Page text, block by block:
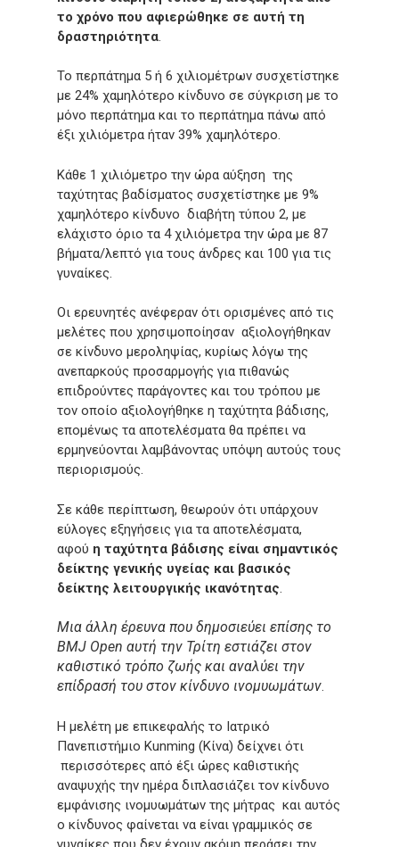
το χρόνο που αφιερώθηκε σε αυτή τη
δραστηριότητα
Το περπάτημα 5 ή 6 χιλιομέτρων συσχετίστηκε
με 24% χαμηλότερο κίνδυνο σε σύγκριση με το
μόνο περπάτημα και το περπάτημα πάνω από
έξι χιλιόμετρα ήταν 39% χαμηλότερο.
Κάθε 1 χιλιόμετρο την ώρα αύξηση της
ταχύτητας βαδίσματος συσχετίστηκε με 9%
χαμηλότερο κίνδυνο διαβήτη τύπου 2, με
ελάχιστο όριο τα 4 χιλιόμετρα την ώρα με 87
βήματα/λεπτό για τους άνδρες και 100 για τις
γυναίκες.
Οι ερευνητές ανέφεραν ότι ορισμένες από τις
μελέτες που χρησιμοποίησαν αξιολογήθηκαν
σε κίνδυνο μεροληψίας, κυρίως λόγω της
ανεπαρκούς προσαρμογής για πιθανώς
επιδρούντες παράγοντες και του τρόπου με
τον οποίο αξιολογήθηκε η ταχύτητα βάδισης,
επομένως τα αποτελέσματα θα πρέπει να
ερμηνεύονται λαμβάνοντας υπόψη αυτούς τους
περιορισμούς.
Σε κάθε περίπτωση, θεωρούν ότι υπάρχουν
εύλογες εξηγήσεις για τα αποτελέσματα,
αφού η ταχύτητα βάδισης είναι σημαντικός
δείκτης γενικής υγείας και βασικός
δείκτης λειτουργικής ικανότητας
Μια άλλη έρευνα που δημοσιεύει επίσης το
BMJ Open αυτή την Τρίτη εστιάζει στον
καθιστικό τρόπο ζωής και αναλύει την
επίδρασή του στον κίνδυνο ινομυωμάτων.
Η μελέτη με επικεφαλής το Ιατρικό
Πανεπιστήμιο Kunming (Κίνα) δείχνει ότι
περισσότερες από έξι ώρες καθιστικής
αναψυχής την ημέρα διπλασιάζει τον κίνδυνο
εμφάνισης ινομυωμάτων της μήτρας και αυτός
ο κίνδυνος φαίνεται να είναι γραμμικός σε